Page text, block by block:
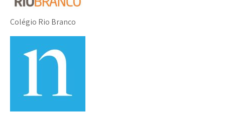
Colégio Rio Branco